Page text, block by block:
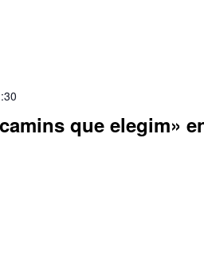
que elegim»